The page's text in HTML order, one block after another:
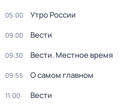
05:00 Утро России
09:00 Вести
09:30 Вести. Местное время
09:55 О самом главном
11:00 Вести